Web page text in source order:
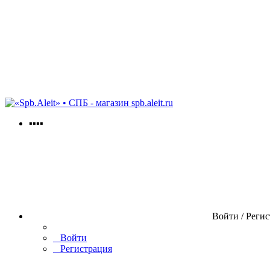
spb.aleit.ru
▪▪▪▪
Войти /
Войти
Регистрация